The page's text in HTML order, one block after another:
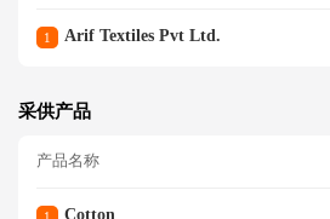
1 Arif Textiles Pvt Ltd.
采供产品
产品名称
Cotton